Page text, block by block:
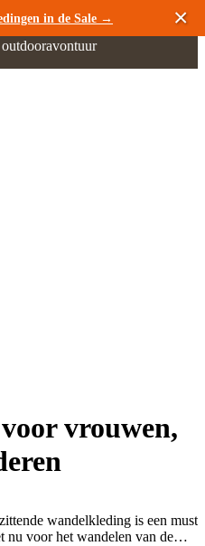
in de Sale →
vrouwen,
wandelkleding is een must
nu voor het wandelen van de